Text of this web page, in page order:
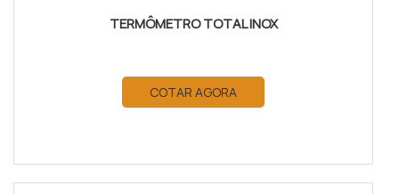
TERMÔMETRO TOTAL INOX
COTAR AGORA